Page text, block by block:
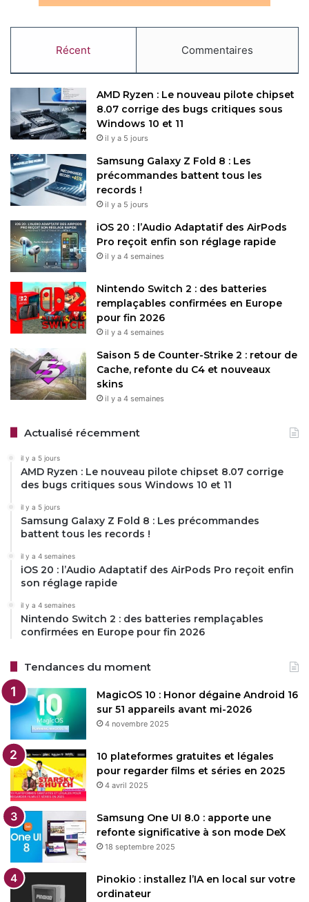
d’Anthropic. Reste à savoir si cette décomposition
systématique suffira à rassurer pleinement la communauté
autonomes.
Restez connecté via Google News
Suivez-nous pour les dernières mises à jour et guides.
Perplexity
Récent Commentaires
AMD Ryzen : Le nouveau pilote chipset
8.07 corrige des bugs critiques sous
Windows 10 et 11
il y a 5 jours
Samsung Galaxy Z Fold 8 : Les
précommandes battent tous les
records !
il y a 5 jours
iOS 20 : l’Audio Adaptatif des AirPods
Pro reçoit enfin son réglage rapide
il y a 4 semaines
Nintendo Switch 2 : des batteries
remplaçables confirmées en Europe
pour fin 2026
il y a 4 semaines
Saison 5 de Counter-Strike 2 : retour de
Cache, refonte du C4 et nouveaux
skins
il y a 4 semaines
Actualisé récemment
il y a 5 jours
AMD Ryzen : Le nouveau pilote chipset 8.07 corrige
des bugs critiques sous Windows 10 et 11
il y a 5 jours
Samsung Galaxy Z Fold 8 : Les précommandes
battent tous les records !
il y a 4 semaines
iOS 20 : l’Audio Adaptatif des AirPods Pro reçoit enfin
son réglage rapide
il y a 4 semaines
Nintendo Switch 2 : des batteries remplaçables
confirmées en Europe pour fin 2026
Tendances du moment
MagicOS 10 : Honor dégaine Android 16
sur 51 appareils avant mi-2026
4 novembre 2025
10 plateformes gratuites et légales
pour regarder films et séries en 2025
4 avril 2025
Samsung One UI 8.0 : apporte une
refonte significative à son mode DeX
18 septembre 2025
Pinokio : installez l’IA en local sur votre
ordinateur